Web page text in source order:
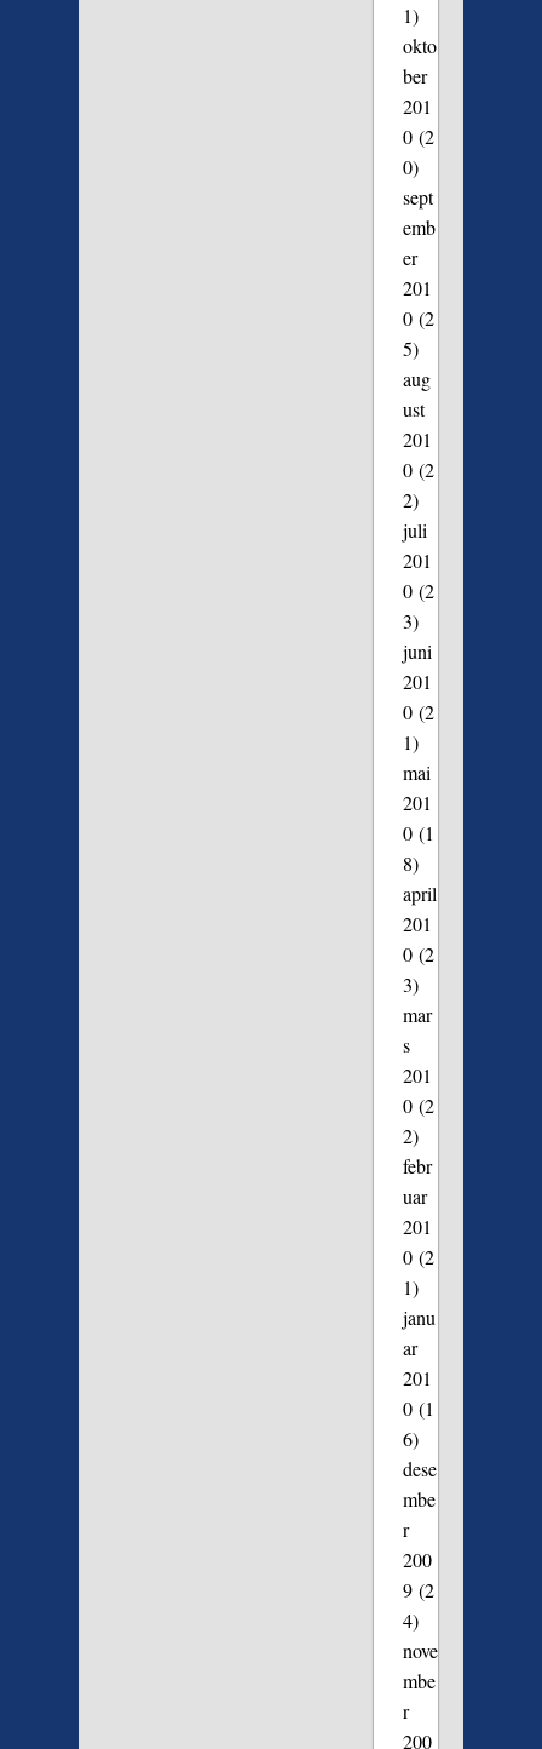
1)
okto
ber
201
0(2
0)
sept
emb
er
201
0(2
5)
aug
ust
201
0(2
2)
juli
201
0(2
3)
juni
201
0(2
1)
mai
201
0(1
8)
april
201
0(2
3)
mar
s
201
0(2
2)
febr
uar
201
0(2
1)
janu
ar
201
0(1
6)
dese
mbe
r
200
9(2
4)
nove
mbe
r
200